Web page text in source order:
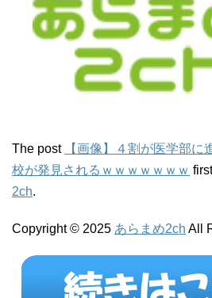
The post
【画像】４割が医学部
校が発見されるｗｗｗｗｗｗｗ
2ch.
Copyright © 2025 あらまめ2ch All